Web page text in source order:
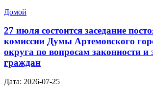
Домой
27 июля состоится заседание
комиссии Думы Артемовского
округа по вопросам законности
граждан
Дата: 2026-07-25